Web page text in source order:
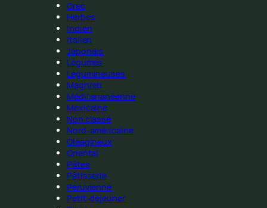
Grec
Herbes
Indien
Italien
Japonais
Légumes
Légumineuses
Maghreb
Méditerranéenne
Mexicaine
Non classé
Nord-américaine
Oléagineux
Oriental
Pâtes
Pâtisserie
Péruvienne
Petit-déjeuner